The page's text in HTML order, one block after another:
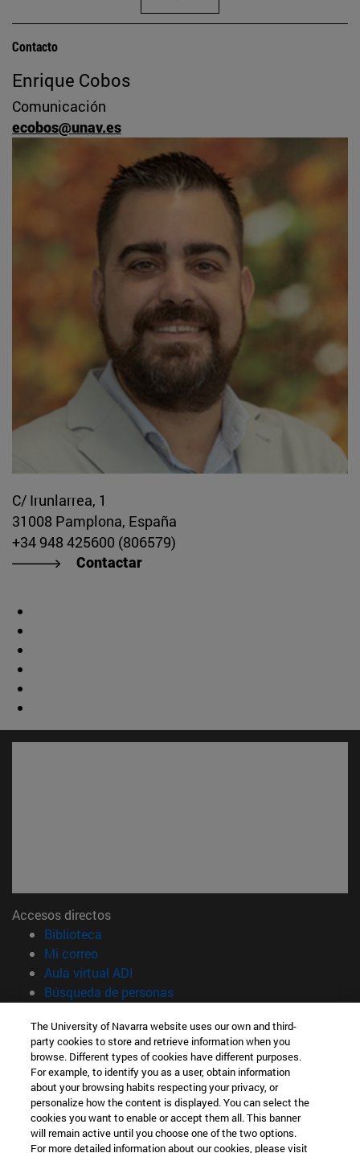
Contacto
Enrique Cobos
Comunicación
ecobos@unav.es
C/ Irunlarrea, 1
31008 Pamplona, España
+34 948 425600 (806579)
Contactar
Accesos directos
Biblioteca
Mi correo(abre en nueva ventana)
Aula virtual ADI
Búsqueda de personas(abre en nueva ventana)
Información
TFNO +34 948 42 56 00
¿QUÉ GRADO TE INTERESA?
¿QUÉ MÁSTER TE INTERESA?
© Universidad de Navarra
The University of Navarra website uses our own and third-
party cookies to store and retrieve information when you
browse. Different types of cookies have different purposes.
For example, to identify you as a user, obtain information
about your browsing habits respecting your privacy, or
personalize how the content is displayed. You can select the
cookies you want to enable or accept them all. This banner
will remain active until you choose one of the two options.
For more detailed information about our cookies, please visit